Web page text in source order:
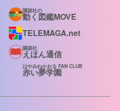
講談社の
動く図鑑MOVE
TELEMAGA.net
講談社
えほん通信
はやみねかおる FAN CLUB
赤い夢学園